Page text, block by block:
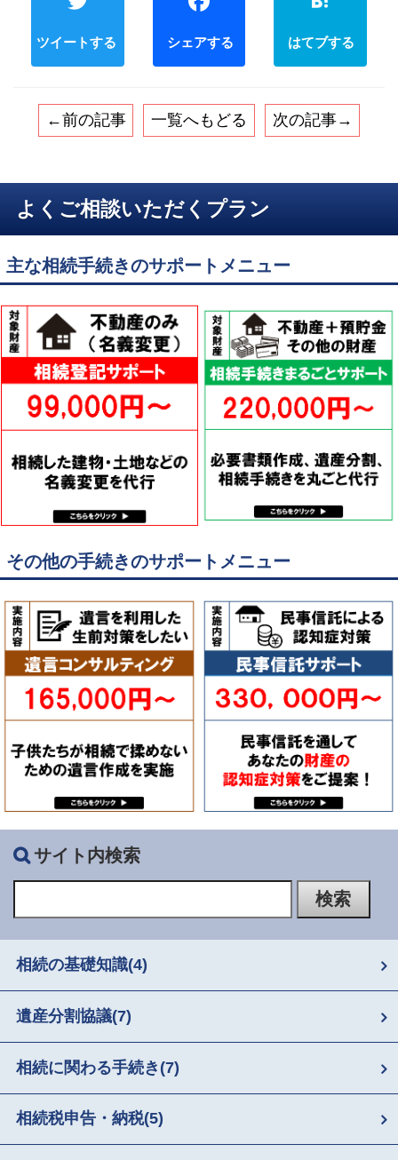
←前の記事 一覧へもどる 次の記事→
よくご相談いただくプラン
主な相続手続きのサポートメニュー
その他の手続きのサポートメニュー
サイト内検索
相続の基礎知識(4)
遺産分割協議(7)
相続に関わる手続き (7)
相続税申告・納税(5)